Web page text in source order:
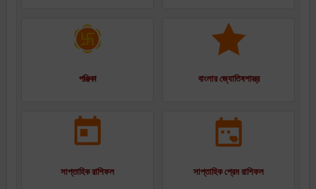
পঞ্জিকা বাংলার জ্যোতিষশাস্ত্র
সাপ্তাহিক রাশিফল সাপ্তাহিক প্রেম রাশিফল